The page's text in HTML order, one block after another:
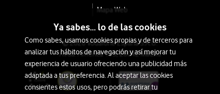
Mapa Web
© 2026 Vodafone España S.A.U.
Avda. América 115, 28042 Madrid
Ya sabes... lo de las cookies
Como sabes, usamos cookies propias y de terceros para
analizar tus hábitos de navegación y así mejorar tu
experiencia de usuario ofreciendo una publicidad más
adaptada a tus preferencia. Al aceptar las cookies
consientes estos usos, pero podrás retirar tu